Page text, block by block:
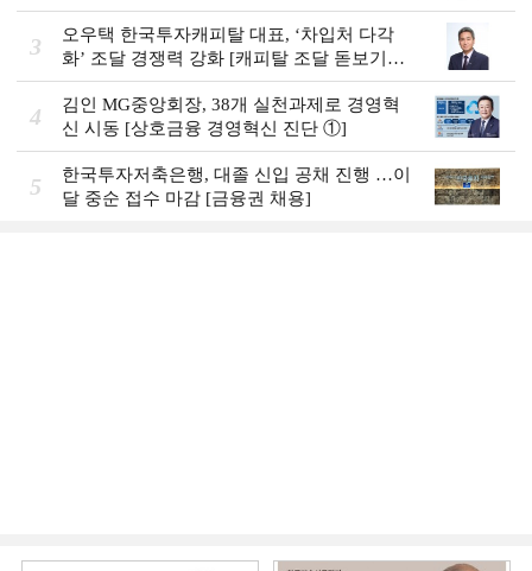
예금금리-8월 1주]
3
오우택 한국투자캐피탈 대표, ‘차입처 다각
화ʼ 조달 경쟁력 강화 [캐피탈 조달 돋보기
(12)]
4
김인 MG중앙회장, 38개 실천과제로 경영혁
신 시동 [상호금융 경영혁신 진단 ①]
5
한국투자저축은행, 대졸 신입 공채 진행 …이
달 중순 접수 마감 [금융권 채용]